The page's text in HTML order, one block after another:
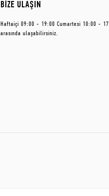
BİZE ULAŞIN
Haftaiçi 09:00 - 19:00 Cumartesi 10:00 -
arasında ulaşabilirsiniz.